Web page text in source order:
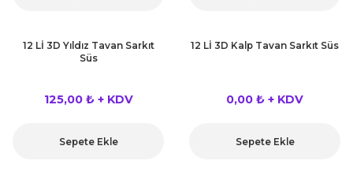
12 Lİ 3D Yıldız Tavan Sarkıt
Süs
125,00 ₺ + KDV
Sepete Ekle
12 Lİ 3D Kalp Tavan Sarkıt Süs
0,00 ₺ + KDV
Sepete Ekle